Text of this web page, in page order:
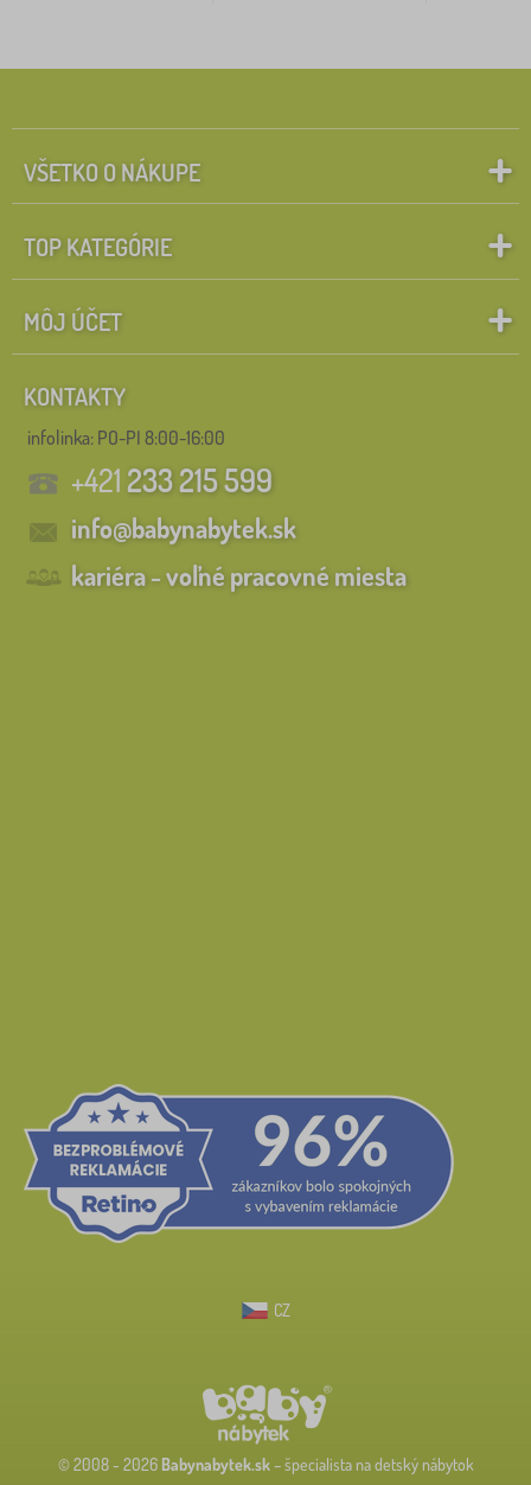
VŠETKO O NÁKUPE
TOP KATEGÓRIE
MÔJ ÚČET
KONTAKTY
infolinka: PO-PI 8:00-16:00
+421233 215 599
info@babynabytek.sk
kariéra - voľné pracovné miesta
CZ
© 2008 - 2026 Babynabytek.sk– špecialista na detský nábytok